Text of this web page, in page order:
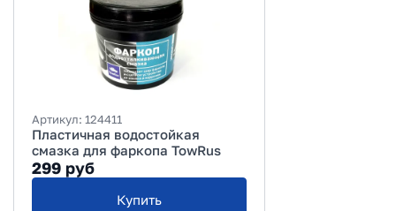
Артикул: 124411
Пластичная водостойкая
смазка для фаркопа TowRus
299 руб
Купить